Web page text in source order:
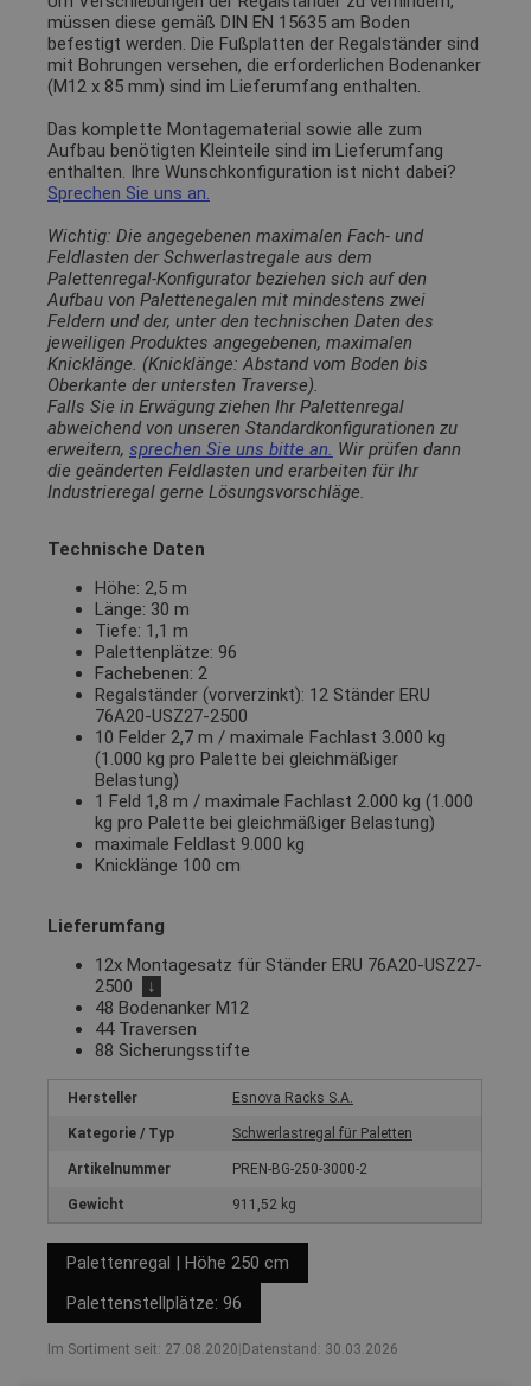
müssen diese gemäß DIN EN 15635 am Boden
befestigt werden. Die Fußplatten der Regalständer sind
mit Bohrungen versehen, die erforderlichen Bodenanker
(M12 x 85 mm) sind im Lieferumfang enthalten.
Das komplette Montagematerial sowie alle zum
Aufbau benötigten Kleinteile sind im Lieferumfang
enthalten. Ihre Wunschkonfiguration ist nicht dabei?
Sprechen Sie uns an.
Wichtig: Die angegebenen maximalen Fach- und
Feldlasten der Schwerlastregale aus dem
Palettenregal-Konfigurator beziehen sich auf den
Aufbau von Palettenegalen mit mindestens zwei
Feldern und der, unter den technischen Daten des
jeweiligen Produktes angegebenen, maximalen
Knicklänge. (Knicklänge: Abstand vom Boden bis
Oberkante der untersten Traverse).
Falls Sie in Erwägung ziehen Ihr Palettenregal
abweichend von unseren Standardkonfigurationen zu
erweitern, sprechen Sie uns bitte an. Wir prüfen dann
die geänderten Feldlasten und erarbeiten für Ihr
Industrieregal gerne Lösungsvorschläge.
Technische Daten
Höhe: 2,5 m
Länge: 30 m
Tiefe: 1,1 m
Palettenplätze: 96
Fachebenen: 2
Regalständer (vorverzinkt): 12 Ständer ERU
76A20-USZ27-2500
10 Felder 2,7 m / maximale Fachlast 3.000 kg
(1.000 kg pro Palette bei gleichmäßiger
Belastung)
1 Feld 1,8 m / maximale Fachlast 2.000 kg (1.000
kg pro Palette bei gleichmäßiger Belastung)
maximale Feldlast 9.000 kg
Knicklänge 100 cm
Lieferumfang
12x Montagesatz für Ständer ERU 76A20-USZ27-
2500
↓
48 Bodenanker M12
44 Traversen
88 Sicherungsstifte
Hersteller Esnova Racks S.A.
Kategorie / Typ Schwerlastregal für Paletten
Artikelnummer PREN-BG-250-3000-2
Gewicht 911,52 kg
Palettenregal | Höhe 250 cm
Palettenstellplätze: 96
Im Sortiment seit: 27.08.2020 Datenstand: 30.03.2026